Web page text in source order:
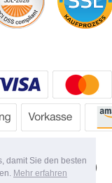
damit Sie den besten
Mehr erfahren